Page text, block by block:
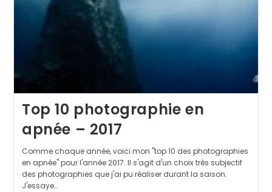
Top 10 photographie en
apnée – 2017
Comme chaque année, voici mon "top 10 des photographies
en apnée" pour l'année 2017. Il s'agit d'un choix très subjectif
des photographies que j'ai pu réaliser durant la saison.
J'essaye…